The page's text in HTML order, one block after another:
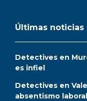
Últimas noticias
Detectives en
es infiel
Detectives en
absentismo